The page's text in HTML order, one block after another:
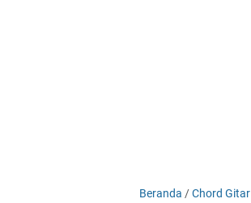
Beranda /Chord Gitar